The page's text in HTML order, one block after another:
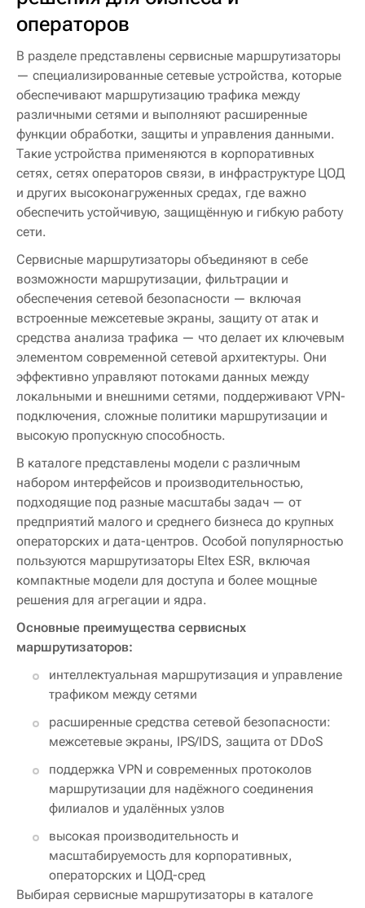
операторов
В разделе представлены сервисные маршрутизаторы
— специализированные сетевые устройства, которые
обеспечивают маршрутизацию трафика между
различными сетями и выполняют расширенные
функции обработки, защиты и управления данными.
Такие устройства применяются в корпоративных
сетях, сетях операторов связи, в инфраструктуре ЦОД
и других высоконагруженных средах, где важно
обеспечить устойчивую, защищённую и гибкую работу
сети.
Сервисные маршрутизаторы объединяют в себе
возможности маршрутизации, фильтрации и
обеспечения сетевой безопасности — включая
встроенные межсетевые экраны, защиту от атак и
средства анализа трафика — что делает их ключевым
элементом современной сетевой архитектуры. Они
эффективно управляют потоками данных между
локальными и внешними сетями, поддерживают VPN-
подключения, сложные политики маршрутизации и
высокую пропускную способность.
В каталоге представлены модели с различным
набором интерфейсов и производительностью,
подходящие под разные масштабы задач — от
предприятий малого и среднего бизнеса до крупных
операторских и дата-центров. Особой популярностью
пользуются маршрутизаторы Eltex ESR, включая
компактные модели для доступа и более мощные
решения для агрегации и ядра.
Основные преимущества сервисных
маршрутизаторов:
интеллектуальная маршрутизация и управление
трафиком между сетями
расширенные средства сетевой безопасности:
межсетевые экраны, IPS/IDS, защита от DDoS
поддержка VPN и современных протоколов
маршрутизации для надёжного соединения
филиалов и удалённых узлов
высокая производительность и
масштабируемость для корпоративных,
операторских и ЦОД-сред
Выбирая сервисные маршрутизаторы в каталоге